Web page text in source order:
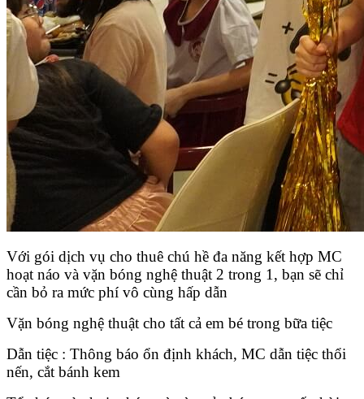
Với gói dịch vụ cho thuê chú hề đa năng kết hợp MC
hoạt náo và vặn bóng nghệ thuật 2 trong 1, bạn sẽ chỉ
cần bỏ ra mức phí vô cùng hấp dẫn
Vặn bóng nghệ thuật cho tất cả em bé trong bữa tiệc
Dẫn tiệc : Thông báo ổn định khách, MC dẫn tiệc thổi
nến, cắt bánh kem